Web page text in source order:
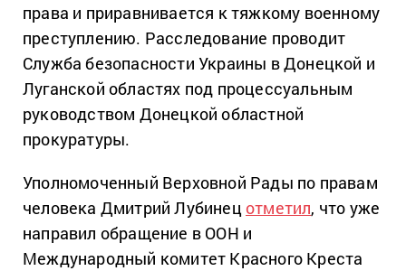
права и приравнивается к тяжкому военному
преступлению. Расследование проводит
Служба безопасности Украины в Донецкой и
Луганской областях под процессуальным
руководством Донецкой областной
прокуратуры.
Уполномоченный Верховной Рады по правам
человека Дмитрий Лубинец отметил, что уже
направил обращение в ООН и
Международный комитет Красного Креста